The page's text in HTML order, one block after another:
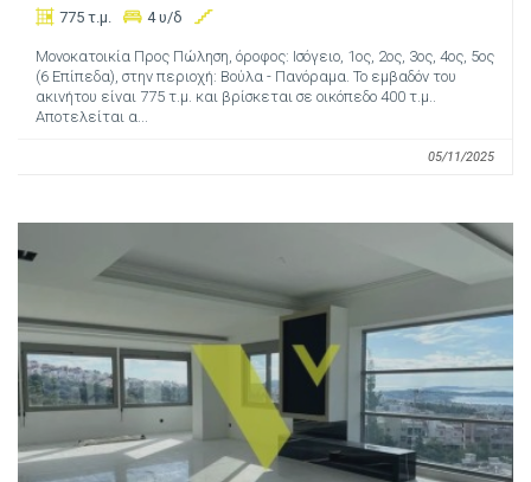
775 τ.μ. 4 υ/δ
Μονοκατοικία Προς Πώληση, όροφος: Ισόγειο, 1ος, 2ος, 3ος, 4ος, 5ος
(6 Επίπεδα), στην περιοχή: Βούλα - Πανόραμα. Το εμβαδόν του
ακινήτου είναι 775 τ.μ. και βρίσκεται σε οικόπεδο 400 τ.μ..
Αποτελείται α...
05/11/2025